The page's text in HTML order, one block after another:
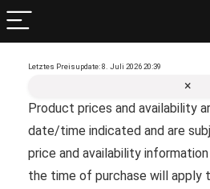
Letztes Preisupdate: 8. Juli 2026 20:39
×
Product prices and availability
date/time indicated and are
price and availability
the time of purchase will apply